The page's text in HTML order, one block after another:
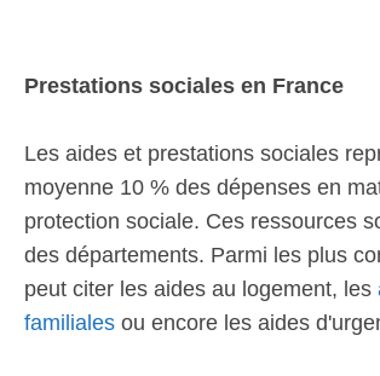
Prestations sociales en France
Les aides et prestations sociales
moyenne 10 % des dépenses en
protection sociale. Ces ressources
des départements. Parmi les plus
peut citer les aides au logement, les
familiales ou encore les aides